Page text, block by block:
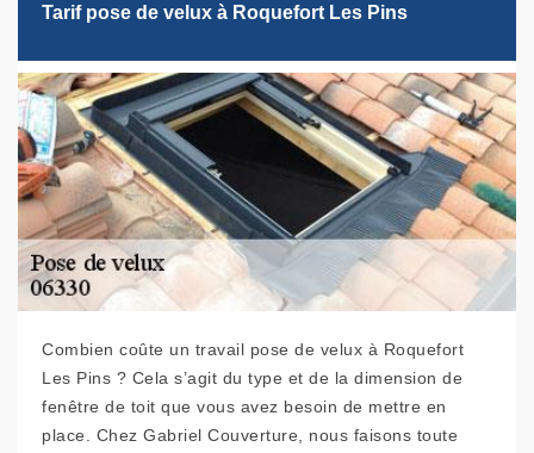
Tarif pose de velux à Roquefort Les Pins
Combien coûte un travail pose de velux à Roquefort
Les Pins ? Cela s’agit du type et de la dimension de
fenêtre de toit que vous avez besoin de mettre en
place. Chez Gabriel Couverture, nous faisons toute